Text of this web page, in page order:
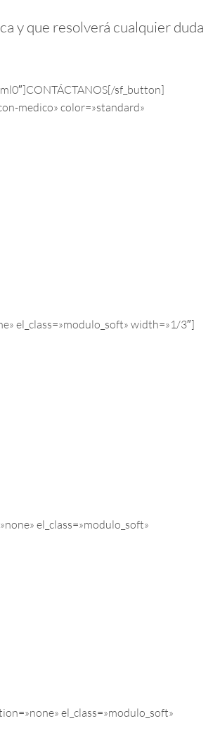
y que resolverá cualquier duda
sf_button]
medico» color=»standard»
el_class=»modulo_soft» width=»1/3″]
el_class=»modulo_soft»
el_class=»modulo_soft»